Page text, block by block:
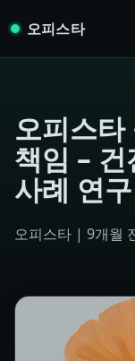
오피스타
오피스타
책임 –
사례 연구
오피스타 | 9개월